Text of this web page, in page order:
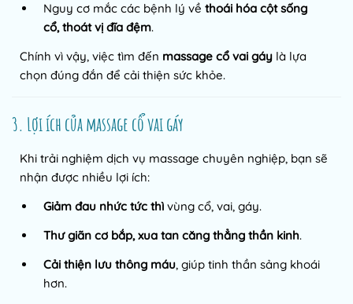
Nguy cơ mắc các bệnh lý về thoái hóa cột sống
cổ, thoát vị đĩa đệm.
Chính vì vậy, việc tìm đến massage cổ vai gáy là lựa
chọn đúng đắn để cải thiện sức khỏe.
3. Lợi ích của massage cổ vai gáy
Khi trải nghiệm dịch vụ massage chuyên nghiệp, bạn sẽ
nhận được nhiều lợi ích:
Giảm đau nhức tức thì vùng cổ, vai, gáy.
Thư giãn cơ bắp, xua tan căng thẳng thần kinh.
Cải thiện lưu thông máu, giúp tinh thần sảng khoái
hơn.